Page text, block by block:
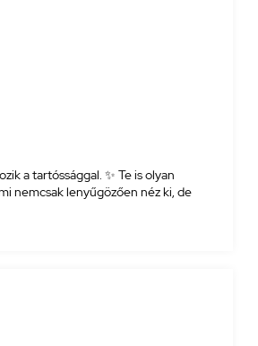
a tartóssággal. ✨ Te is olyan
nemcsak lenyűgözően néz ki, de